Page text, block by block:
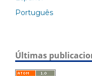
Português
Últimas